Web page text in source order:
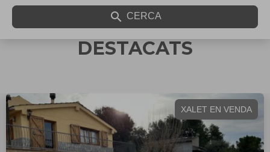
search CERCA
DESTACATS
PARCEL.LA EN VENDA